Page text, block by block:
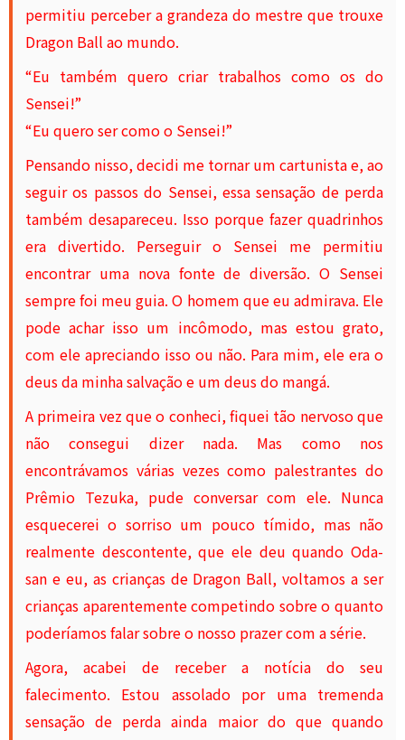
permitiu perceber a grandeza do mestre que trouxe
Dragon Ball ao mundo.
“Eu também quero criar trabalhos como os do
Sensei!”
“Eu quero ser como o Sensei!”
Pensando nisso, decidi me tornar um cartunista e, ao
seguir os passos do Sensei, essa sensação de perda
também desapareceu. Isso porque fazer quadrinhos
era divertido. Perseguir o Sensei me permitiu
encontrar uma nova fonte de diversão. O Sensei
sempre foi meu guia. O homem que eu admirava. Ele
pode achar isso um incômodo, mas estou grato,
com ele apreciando isso ou não. Para mim, ele era o
deus da minha salvação e um deus do mangá.
A primeira vez que o conheci, fiquei tão nervoso que
não consegui dizer nada. Mas como nos
encontrávamos várias vezes como palestrantes do
Prêmio Tezuka, pude conversar com ele. Nunca
esquecerei o sorriso um pouco tímido, mas não
realmente descontente, que ele deu quando Oda-
san e eu, as crianças de Dragon Ball, voltamos a ser
crianças aparentemente competindo sobre o quanto
poderíamos falar sobre o nosso prazer com a série.
Agora, acabei de receber a notícia do seu
falecimento. Estou assolado por uma tremenda
sensação de perda ainda maior do que quando